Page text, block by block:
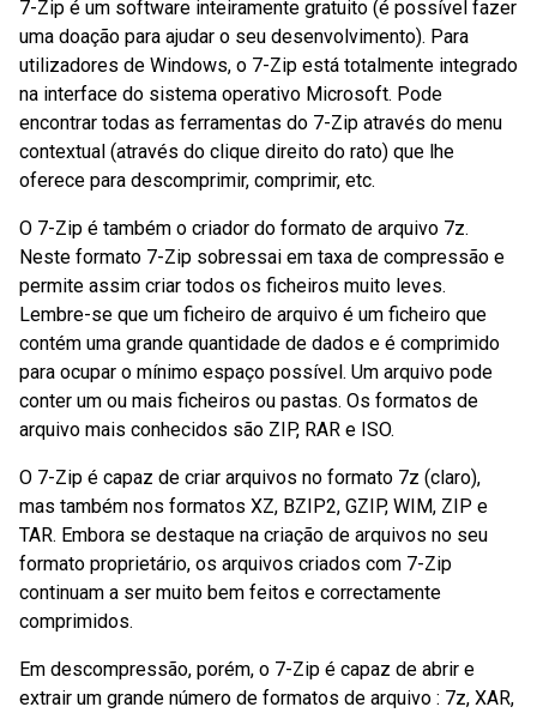
7-Zip é um software inteiramente gratuito (é possível fazer
uma doação para ajudar o seu desenvolvimento). Para
utilizadores de Windows, o 7-Zip está totalmente integrado
na interface do sistema operativo Microsoft. Pode
encontrar todas as ferramentas do 7-Zip através do menu
contextual (através do clique direito do rato) que lhe
oferece para descomprimir, comprimir, etc.
O 7-Zip é também o criador do formato de arquivo 7z.
Neste formato 7-Zip sobressai em taxa de compressão e
permite assim criar todos os ficheiros muito leves.
Lembre-se que um ficheiro de arquivo é um ficheiro que
contém uma grande quantidade de dados e é comprimido
para ocupar o mínimo espaço possível. Um arquivo pode
conter um ou mais ficheiros ou pastas. Os formatos de
arquivo mais conhecidos são ZIP, RAR e ISO.
O 7-Zip é capaz de criar arquivos no formato 7z (claro),
mas também nos formatos XZ, BZIP2, GZIP, WIM, ZIP e
TAR. Embora se destaque na criação de arquivos no seu
formato proprietário, os arquivos criados com 7-Zip
continuam a ser muito bem feitos e correctamente
comprimidos.
Em descompressão, porém, o 7-Zip é capaz de abrir e
extrair um grande número de formatos de arquivo : 7z, XAR,